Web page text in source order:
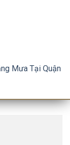
Mưa Tại Quận